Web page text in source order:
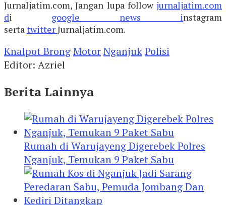
Jurnaljatim.com, Jangan lupa follow jurnaljatim.com
di google news instagram
serta twitterJurnaljatim.com.
Knalpot BrongMotorNganjukPolisi
Editor: Azriel
Berita Lainnya
Rumah di Warujayeng Digerebek Polres
Nganjuk, Temukan 9 Paket Sabu